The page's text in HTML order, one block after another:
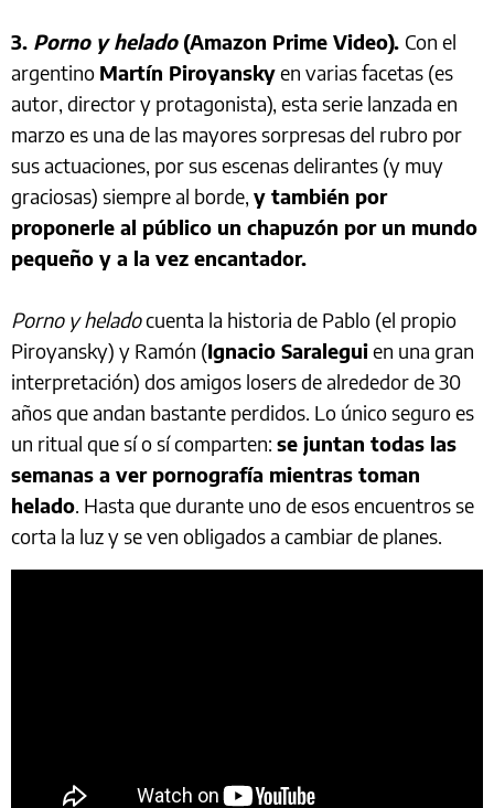
3. Porno y helado(Amazon Prime Video). Con el
argentino Martín Piroyanskyen varias facetas (es
autor, director y protagonista), esta serie lanzada en
marzo es una de las mayores sorpresas del rubro por
sus actuaciones, por sus escenas delirantes (y muy
graciosas) siempre al borde, y también por
proponerle al público un chapuzón por un mundo
pequeño y a la vez encantador.
Porno y heladocuenta la historia de Pablo (el propio
Piroyansky) y Ramón (Ignacio Saraleguien una gran
interpretación) dos amigos losers de alrededor de 30
años que andan bastante perdidos. Lo único seguro es
un ritual que sí o sí comparten: se juntan todas las
semanas a ver pornografía mientras toman
helado. Hasta que durante uno de esos encuentros se
corta la luz y se ven obligados a cambiar de planes.